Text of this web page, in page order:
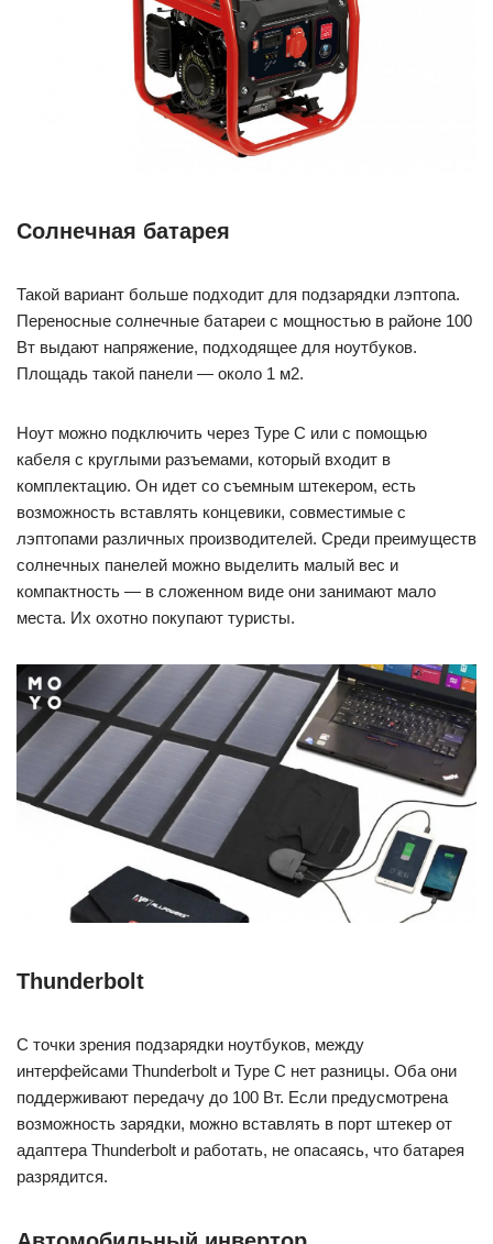
Солнечная батарея
Такой вариант больше подходит для подзарядки лэптопа.
Переносные солнечные батареи с мощностью в районе 100
Вт выдают напряжение, подходящее для ноутбуков.
Площадь такой панели — около 1 м2.
Ноут можно подключить через Type C или с помощью
кабеля с круглыми разъемами, который входит в
комплектацию. Он идет со съемным штекером, есть
возможность вставлять концевики, совместимые с
лэптопами различных производителей. Среди преимуществ
солнечных панелей можно выделить малый вес и
компактность — в сложенном виде они занимают мало
места. Их охотно покупают туристы.
Thunderbolt
С точки зрения подзарядки ноутбуков, между
интерфейсами Thunderbolt и Type C нет разницы. Оба они
поддерживают передачу до 100 Вт. Если предусмотрена
возможность зарядки, можно вставлять в порт штекер от
адаптера Thunderbolt и работать, не опасаясь, что батарея
разрядится.